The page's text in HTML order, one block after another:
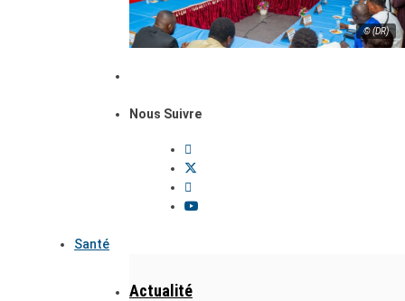
© (DR)
Nous Suivre
Santé
Actualité